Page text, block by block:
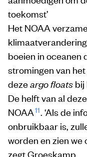
toekomst’
Het NOAA
boeien in oceanen
stromingen van
dezeargo floats bij
De helft van al
NOAA11. ‘Als de
onbruikbaar is,
worden en zien we
zegt Groeskamp.